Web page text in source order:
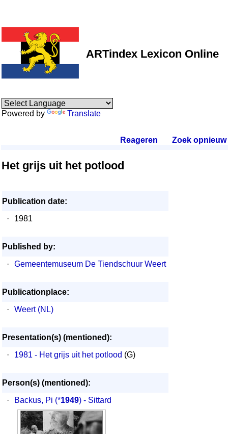
ARTindex Lexicon Online
Powered by Translate
Reageren Zoek opnieuw.
Het grijs uit het potlood
Publication date:
·
1981
Published by:
·
Gemeentemuseum De Tiendschuur Weert
Publicationplace:
·
Weert (NL)
Presentation(s) (mentioned):
·
1981 - Het grijs uit het potlood (G)
Person(s) (mentioned):
·
Backus, Pi (*1949) - Sittard